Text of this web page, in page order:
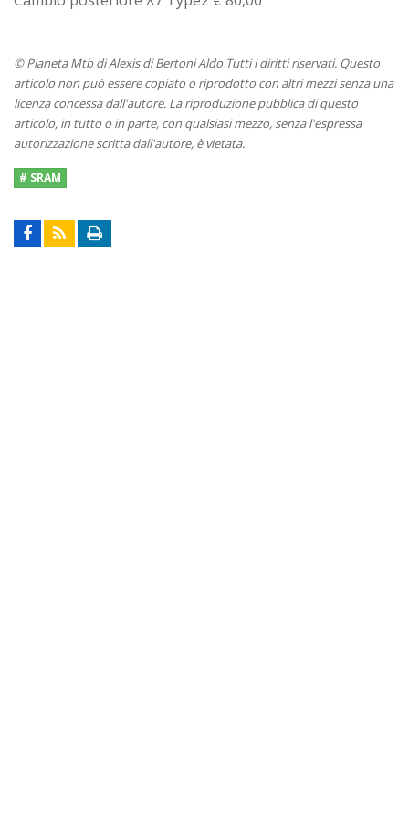
© Pianeta Mtb di Alexis di Bertoni Aldo Tutti i diritti riservati. Questo
articolo non può essere copiato o riprodotto con altri mezzi senza una
licenza concessa dall'autore. La riproduzione pubblica di questo
articolo, in tutto o in parte, con qualsiasi mezzo, senza l'espressa
autorizzazione scritta dall'autore, è vietata.
# SRAM